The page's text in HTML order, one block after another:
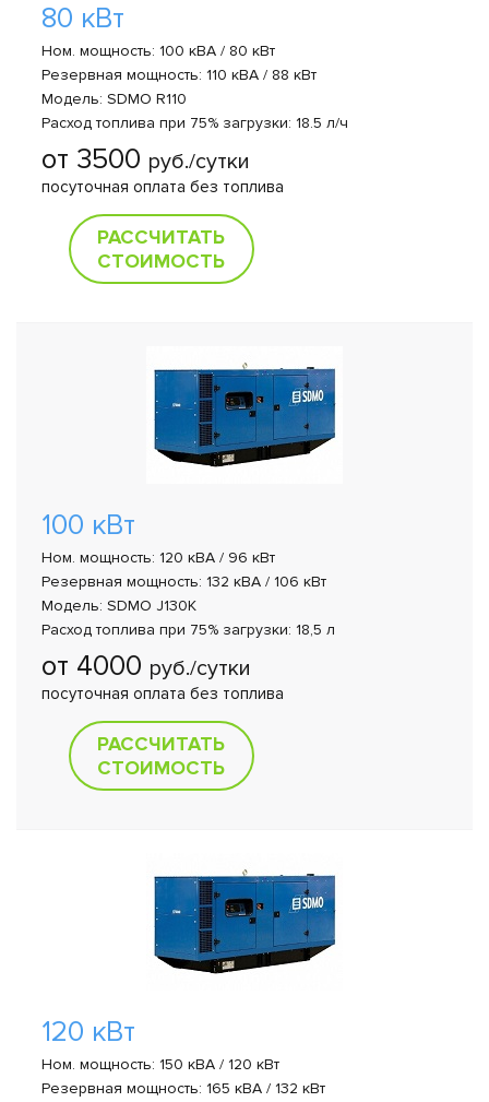
80 кВт
Ном. мощность: 100 кВА / 80 кВт
Резервная мощность: 110 кВА / 88 кВт
Модель: SDMO R110
Расход топлива при 75% загрузки: 18.5 л/ч
от 3500 руб./сутки
посуточная оплата без топлива
РАССЧИТАТЬ
СТОИМОСТЬ
100 кВт
Ном. мощность: 120 кВА / 96 кВт
Резервная мощность: 132 кВА / 106 кВт
Модель: SDMO J130K
Расход топлива при 75% загрузки: 18,5 л
от 4000 руб./сутки
посуточная оплата без топлива
РАССЧИТАТЬ
СТОИМОСТЬ
120 кВт
Ном. мощность: 150 кВА / 120 кВт
Резервная мощность: 165 кВА / 132 кВт